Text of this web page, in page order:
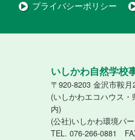
プライバシーポリシー
いしかわ自然学校
〒920-8203 金沢市鞍月
(いしかわエコハウス
内)
(公社)いしかわ環境パ
TEL. 076-266-0881